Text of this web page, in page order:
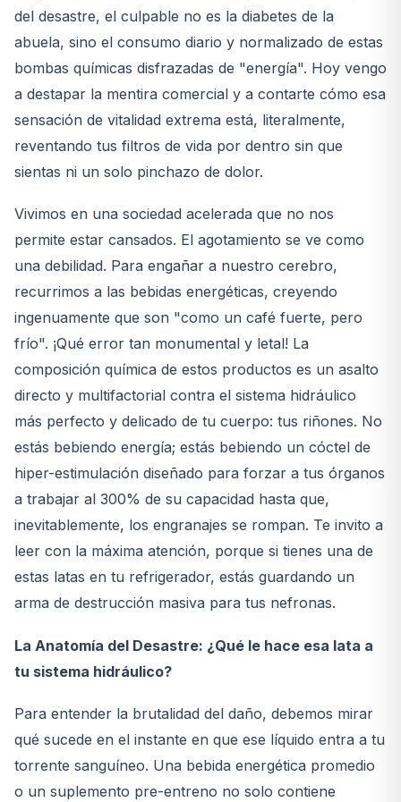
del desastre, el culpable no es la diabetes de la
abuela, sino el consumo diario y normalizado de estas
bombas químicas disfrazadas de "energía". Hoy vengo
a destapar la mentira comercial y a contarte cómo esa
sensación de vitalidad extrema está, literalmente,
reventando tus filtros de vida por dentro sin que
sientas ni un solo pinchazo de dolor.
Vivimos en una sociedad acelerada que no nos
permite estar cansados. El agotamiento se ve como
una debilidad. Para engañar a nuestro cerebro,
recurrimos a las bebidas energéticas, creyendo
ingenuamente que son "como un café fuerte, pero
frío". ¡Qué error tan monumental y letal! La
composición química de estos productos es un asalto
directo y multifactorial contra el sistema hidráulico
más perfecto y delicado de tu cuerpo: tus riñones. No
estás bebiendo energía; estás bebiendo un cóctel de
hiper-estimulación diseñado para forzar a tus órganos
a trabajar al 300% de su capacidad hasta que,
inevitablemente, los engranajes se rompan. Te invito a
leer con la máxima atención, porque si tienes una de
estas latas en tu refrigerador, estás guardando un
arma de destrucción masiva para tus nefronas.
La Anatomía del Desastre: ¿Qué le hace esa lata a
tu sistema hidráulico?
Para entender la brutalidad del daño, debemos mirar
qué sucede en el instante en que ese líquido entra a tu
torrente sanguíneo. Una bebida energética promedio
o un suplemento pre-entreno no solo contiene